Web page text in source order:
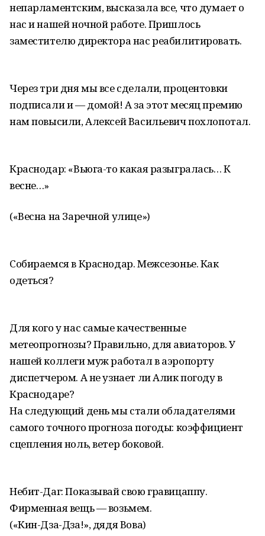
непарламентским, высказала все, что думает о
нас и нашей ночной работе. Пришлось
заместителю директора нас реабилитировать.
Через три дня мы все сделали, процентовки
подписали и — домой! А за этот месяц премию
нам повысили, Алексей Васильевич похлопотал.
Краснодар: «Вьюга-то какая разыгралась… К
весне…»
(«Весна на Заречной улице»)
Собираемся в Краснодар. Межсезонье. Как
одеться?
Для кого у нас самые качественные
метеопрогнозы? Правильно, для авиаторов. У
нашей коллеги муж работал в аэропорту
диспетчером. А не узнает ли Алик погоду в
Краснодаре?
На следующий день мы стали обладателями
самого точного прогноза погоды: коэффициент
сцепления ноль, ветер боковой.
Небит-Даг: Показывай свою гравицаппу.
Фирменная вещь — возьмем.
(«Кин-Дза-Дза!», дядя Вова)